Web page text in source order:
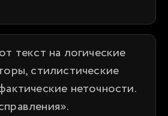
текст на логические
стилистические
неточности.